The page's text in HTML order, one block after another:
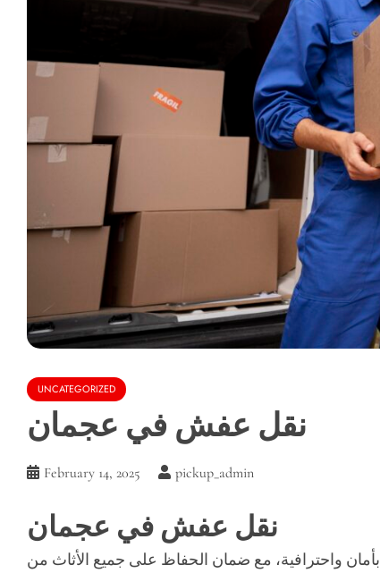
UNCATEGORIZED
نقل عفش في عجمان
February 14, 2025 pickup_admin
نقل عفش في عجمان
بأمان واحترافية، مع ضمان الحفاظ على جميع الأثاث من